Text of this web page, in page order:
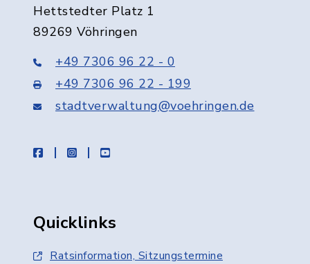
Hettstedter Platz 1
89269 Vöhringen
+49 7306 96 22 - 0
+49 7306 96 22 - 199
stadtverwaltung@voehringen.de
facebookinstagramyoutube
Quicklinks
Ratsinformation, Sitzungstermine